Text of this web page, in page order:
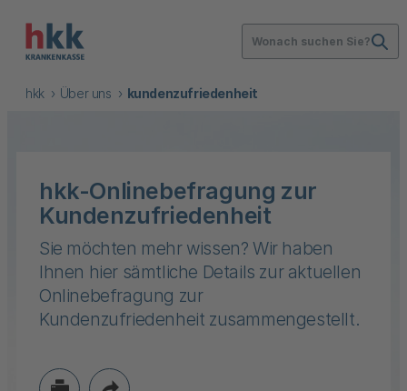
Wonach suchen Sie?
hkk Über uns kundenzufriedenheit
hkk-Onlinebefragung zur
Kundenzufriedenheit
Sie möchten mehr wissen? Wir haben
Ihnen hier sämtliche Details zur aktuellen
Onlinebefragung zur
Kundenzufriedenheit zusammengestellt.